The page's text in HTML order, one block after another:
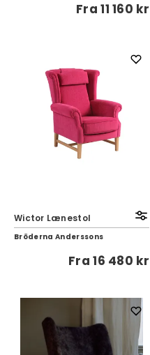
Fra11 160 kr
Wictor Lænestol
Bröderna Anderssons
Fra16 480 kr